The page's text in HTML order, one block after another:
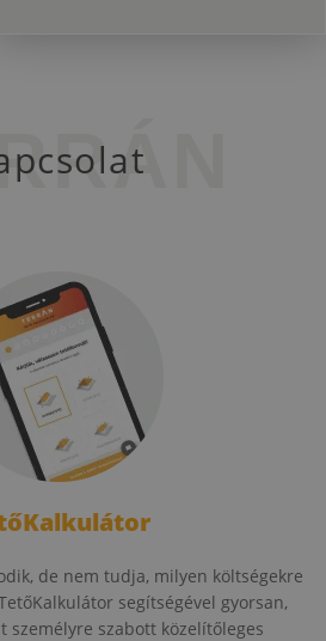
de nem tudja, milyen költségekre
segítségével gyorsan,
személyre szabott közelítőleges